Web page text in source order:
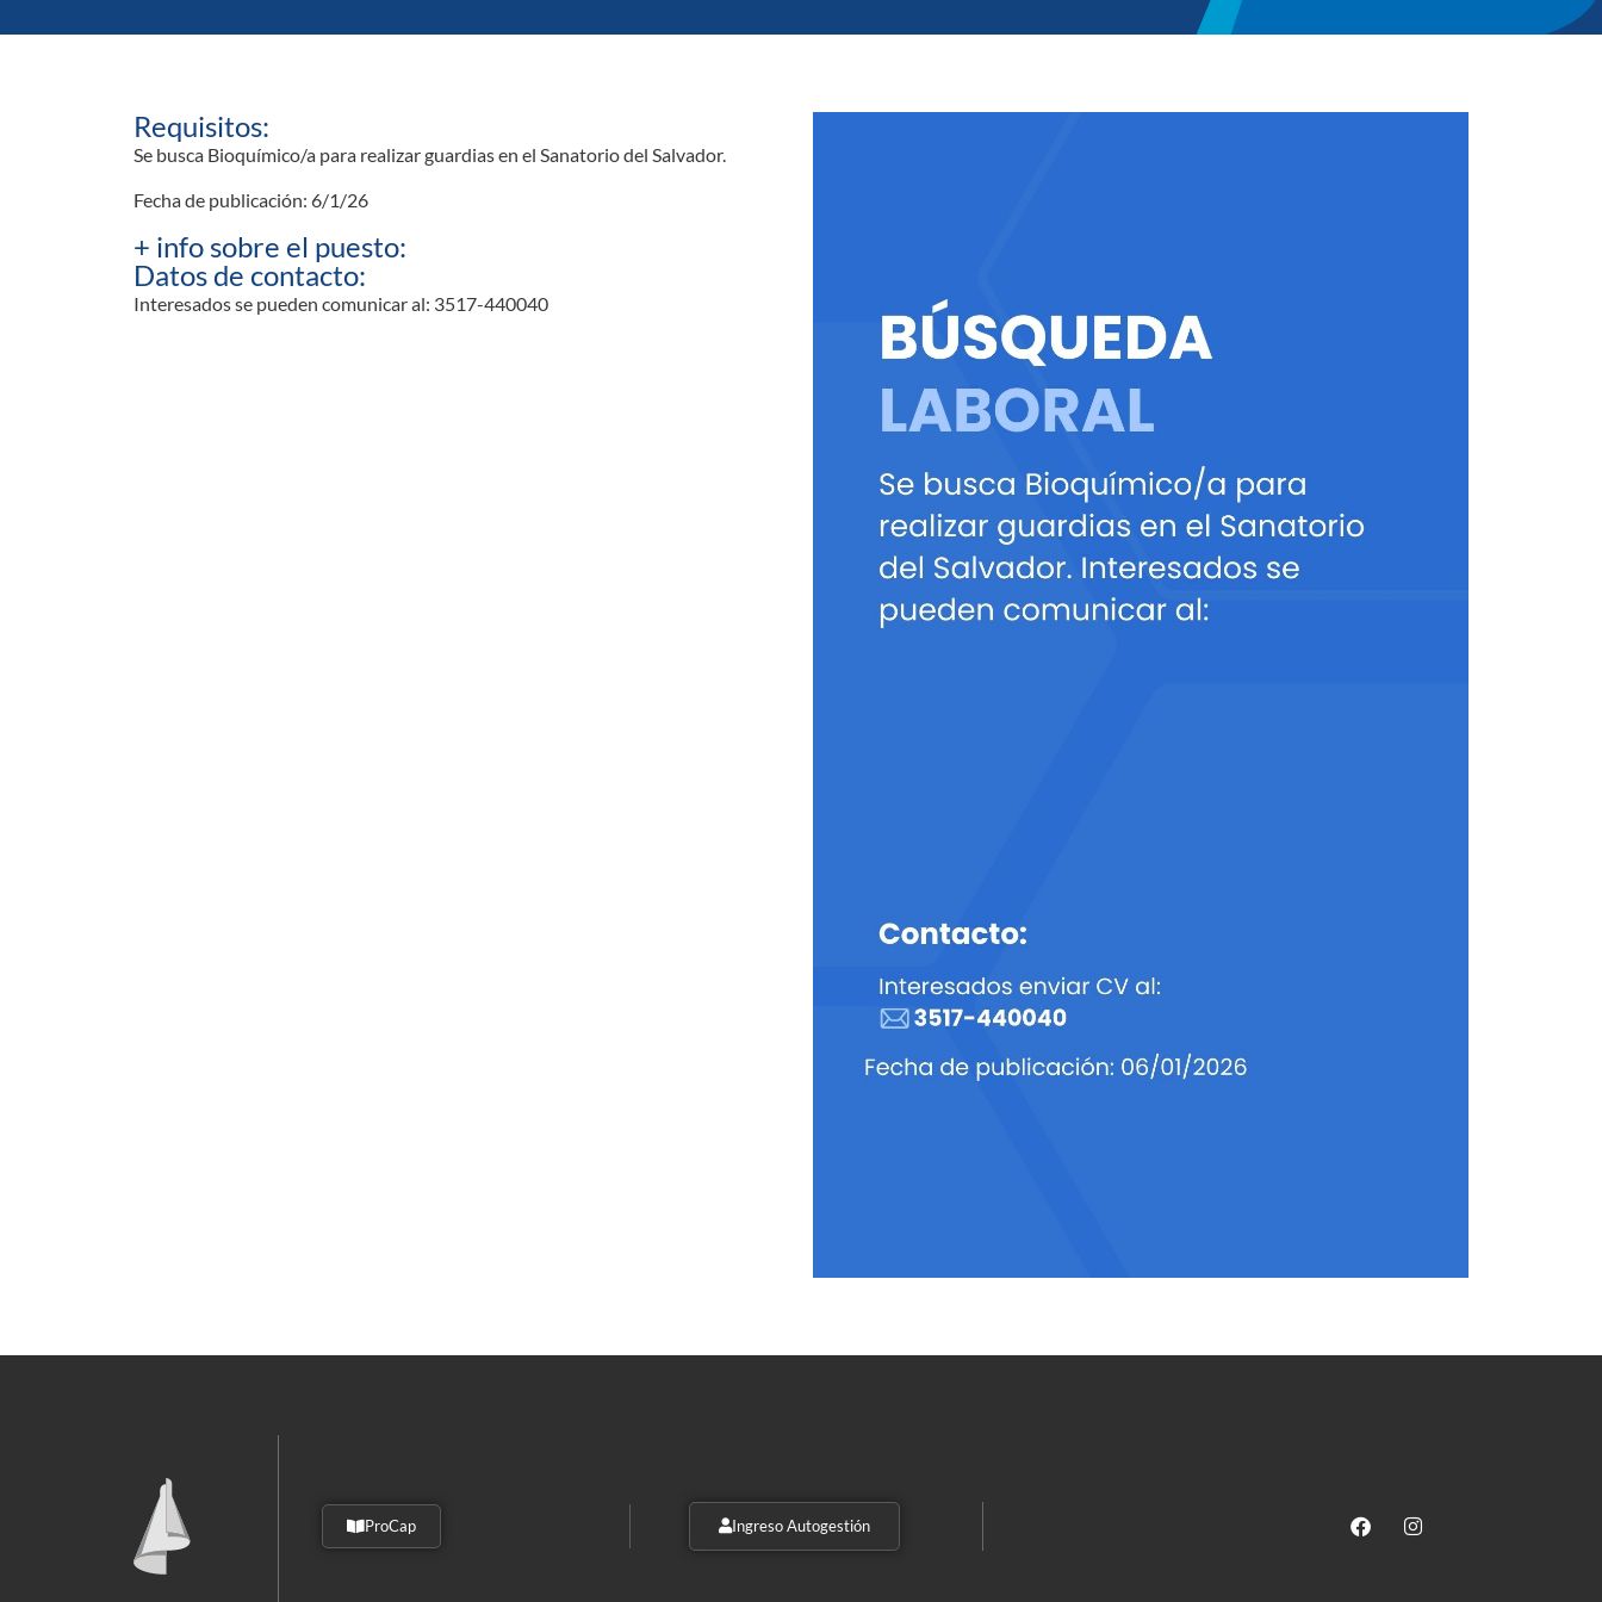
Requisitos:
Se busca Bioquímico/a para realizar guardias en el Sanatorio del Salvador.
Fecha de publicación: 6/1/26
+ info sobre el puesto:
Datos de contacto:
Interesados se pueden comunicar al: 3517-440040
ProCap Ingreso Autogestión